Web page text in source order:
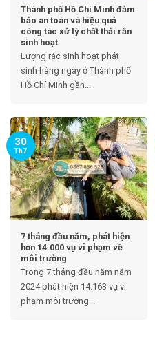
Thành phố Hồ Chí Minh đảm
bảo an toàn và hiệu quả
công tác xử lý chất thải rắn
sinh hoạt
Lượng rác sinh hoạt phát
sinh hàng ngày ở Thành phố
Hồ Chí Minh gần...
7 tháng đầu năm, phát hiện
hơn 14.000 vụ vi phạm về
môi trường
Trong 7 tháng đầu năm năm
2024 phát hiện 14.163 vụ vi
phạm môi trường...
30
Th7